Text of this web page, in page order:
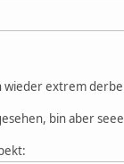
wieder extrem
bin aber